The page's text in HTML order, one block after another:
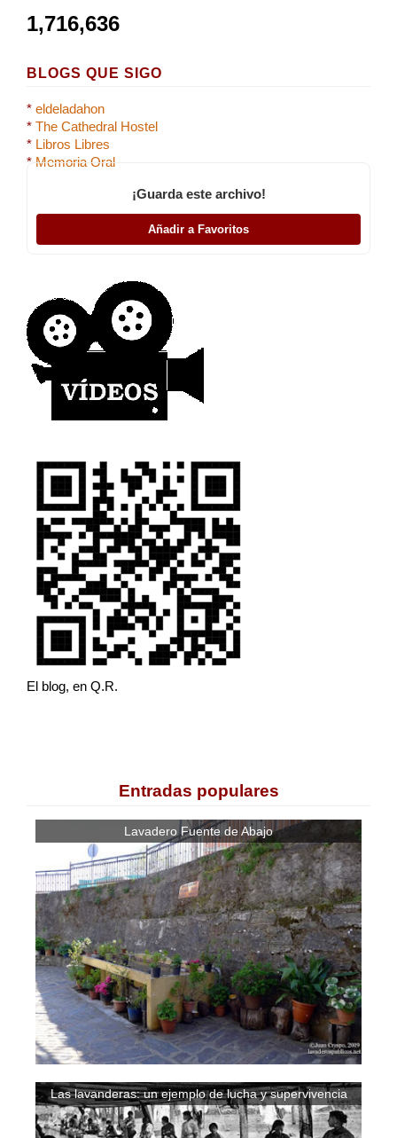
1,716,636
BLOGS QUE SIGO
* eldeladahon
* The Cathedral Hostel
* Libros Libres
* Memoria Oral
¡Guarda este archivo!
Añadir a Favoritos
El blog, en Q.R.
Entradas populares
Lavadero Fuente de Abajo
Las lavanderas: un ejemplo de lucha y supervivencia